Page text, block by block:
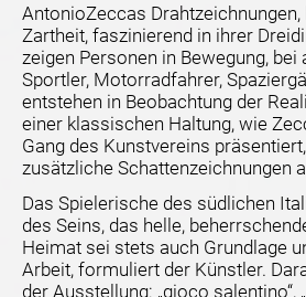
AntonioZeccas
Zartheit, faszinierend in ihrer
zeigen Personen in Bewegung,
Sportler, Motorradfahrer,
entstehen in Beobachtung der
einer klassischen Haltung, wie
Gang des Kunstvereins
zusätzliche Schattenzeichnungen
Das Spielerische des südlichen
des Seins, das helle,
Heimat sei stets auch Grundlage
Arbeit, formuliert der Künstler.
der Ausstellung: „gioco salentino“,